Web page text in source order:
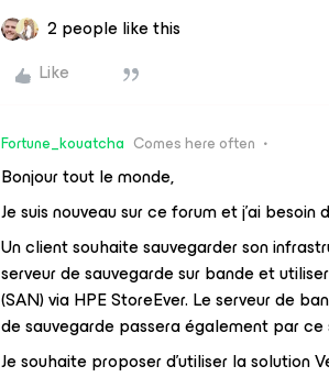
2 people like this
Like
Fortune_kouatcha Comes here often
Bonjour tout le monde,
Je suis nouveau sur ce forum et j'ai besoin
Un client souhaite sauvegarder son
serveur de sauvegarde sur bande et
(SAN) via HPE StoreEver. Le serveur de
de sauvegarde passera également par ce
Je souhaite proposer d'utiliser la solution